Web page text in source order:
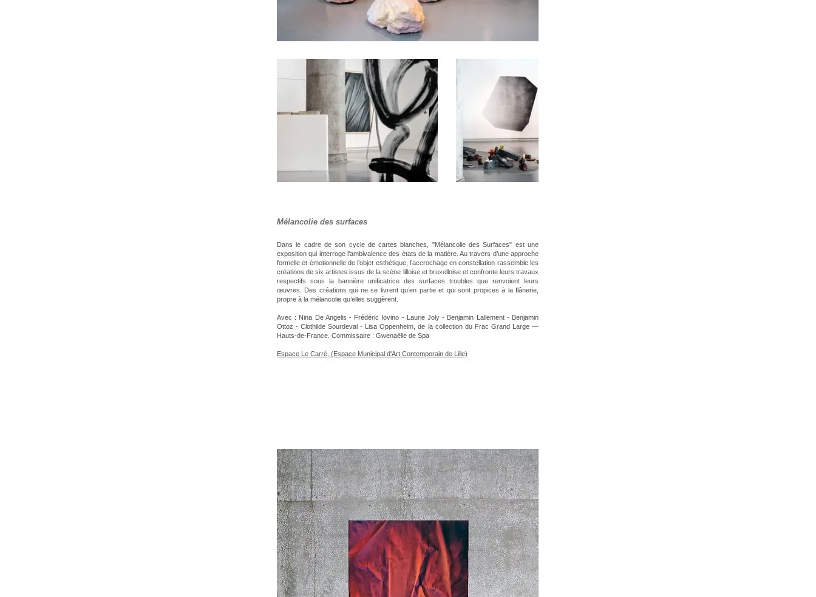
Mélancolie des surfaces
Dans le cadre de son cycle de cartes blanches, "Mélancolie des Surfaces" est une
exposition qui interroge l’ambivalence des états de la matière. Au travers d’une approche
formelle et émotionnelle de l’objet esthétique, l’accrochage en constellation rassemble les
créations de six artistes issus de la scène lilloise et bruxelloise et confronte leurs travaux
respectifs sous la bannière unificatrice des surfaces troubles que renvoient leurs
œuvres. Des créations qui ne se livrent qu’en partie et qui sont propices à la flânerie,
propre à la mélancolie qu’elles suggèrent.
Avec : Nina De Angelis - Frédéric Iovino - Laurie Joly - Benjamin Lallement - Benjamin
Ottoz - Clothilde Sourdeval - Lisa Oppenheim, de la collection du Frac Grand Large —
Hauts-de-France. Commissaire : Gwenaëlle de Spa
Espace Le Carré, (Espace Municipal d'Art Contemporain de Lille)